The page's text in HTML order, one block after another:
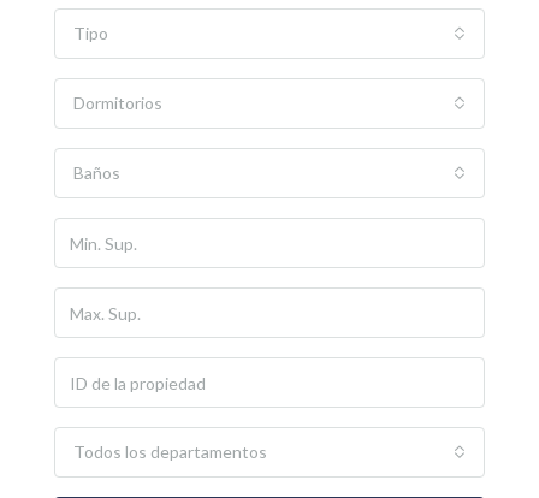
Tipo
Dormitorios
Baños
Todos los departamentos